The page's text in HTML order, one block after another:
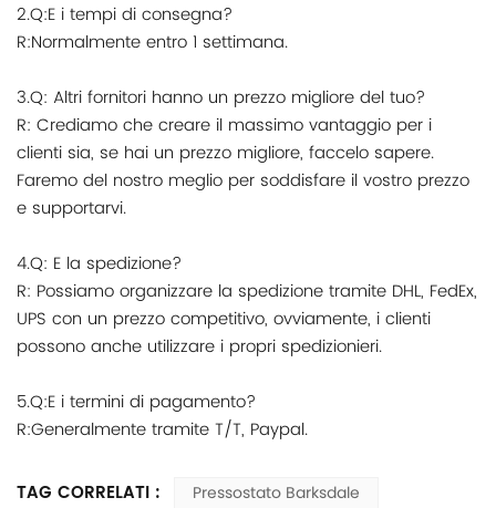
2.Q:E i tempi di consegna?
R:Normalmente entro 1 settimana.
3.Q: Altri fornitori hanno un prezzo migliore del tuo?
R: Crediamo che creare il massimo vantaggio per i
clienti sia, se hai un prezzo migliore, faccelo sapere.
Faremo del nostro meglio per soddisfare il vostro prezzo
e supportarvi.
4.Q: E la spedizione?
R: Possiamo organizzare la spedizione tramite DHL, FedEx,
UPS con un prezzo competitivo, ovviamente, i clienti
possono anche utilizzare i propri spedizionieri.
5.Q:E i termini di pagamento?
R:Generalmente tramite T/T, Paypal.
TAG CORRELATI :
Pressostato Barksdale